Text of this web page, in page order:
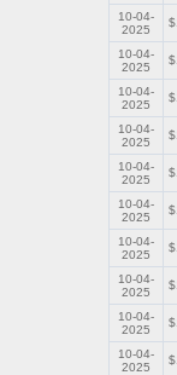
10-04-
2025
10-04-
2025
10-04-
2025
10-04-
2025
10-04-
2025
10-04-
2025
10-04-
2025
10-04-
2025
10-04-
2025
10-04-
2025